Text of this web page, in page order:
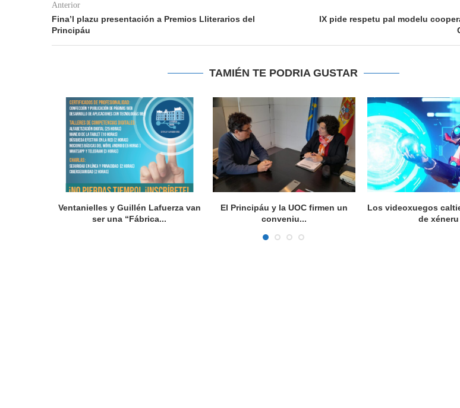
Anterior
Fina’l plazu presentación a Premios Lliterarios del
Principáu
IX pide respetu pal modelu
TAMIÉN TE PODRIA GUSTAR
Ventanielles y Guillén Lafuerza van
ser una “Fábrica...
El Principáu y la UOC firmen un
conveniu...
Los videoxuegos
de xéneru